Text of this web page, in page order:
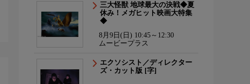
三大怪獣 地球最大の決戦◆夏
休み！メガヒット映画大特集
◆
8月9日(日) 10:45～12:30
ムービープラス
エクソシスト／ディレクター
ズ・カット版 [字]